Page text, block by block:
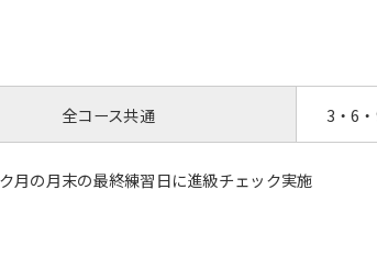
全コース共通 3・6
月の月末の最終練習日に進級チェック実施